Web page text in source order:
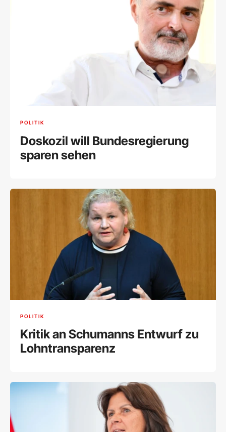
POLITIK
Doskozil will Bundesregierung
sparen sehen
POLITIK
Kritik an Schumanns Entwurf zu
Lohntransparenz